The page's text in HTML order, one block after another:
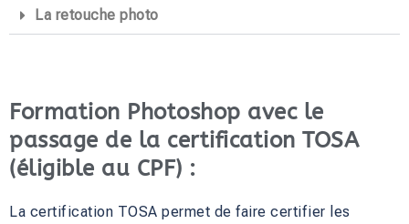
La retouche photo
Formation Photoshop avec le
passage de la certification TOSA
(éligible au CPF) :
La certification TOSA permet de faire certifier les